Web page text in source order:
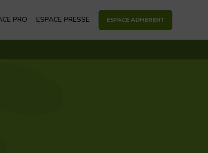
PRO ESPACE PRESSE ESPACE ADHERENT